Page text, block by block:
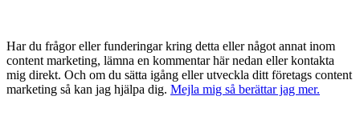
Har du frågor eller funderingar kring detta eller något annat inom
content marketing, lämna en kommentar här nedan eller kontakta
mig direkt. Och om du sätta igång eller utveckla ditt företags content
marketing så kan jag hjälpa dig. Mejla mig så berättar jag mer.